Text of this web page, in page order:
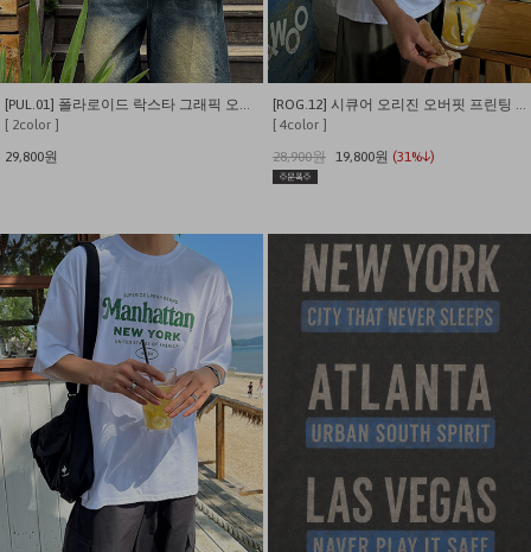
[PUL.01] 폴라로이드 락스타 그래픽 오버핏 반팔티
[ 2color ]
29,800원
[ROG.12] 시큐어 오리진 오버핏 프린팅 반팔티
[ 4color ]
28,900원 19,800원 (31%↓)